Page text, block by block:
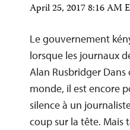
April 25, 2017 8:16 AM
Le gouvernement
lorsque les journaux
Alan Rusbridger
monde, il est encore
silence à un
coup sur la tête. Mais